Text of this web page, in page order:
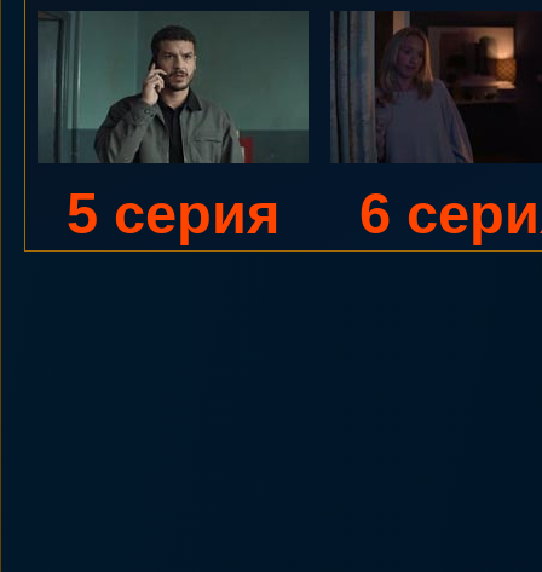
5 серия 6